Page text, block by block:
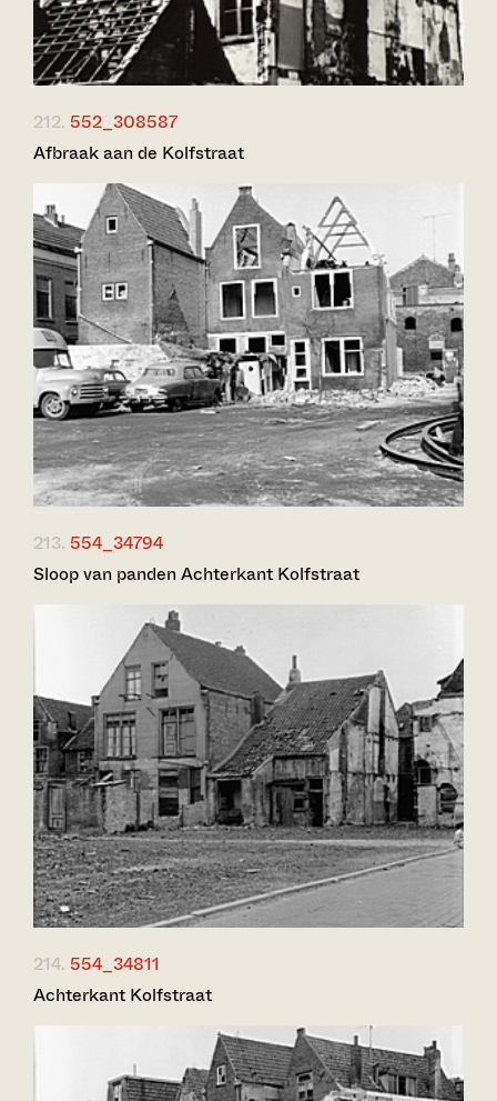
212. 552_308587
Afbraak aan de Kolfstraat
213. 554_34794
Sloop van panden Achterkant Kolfstraat
214. 554_34811
Achterkant Kolfstraat